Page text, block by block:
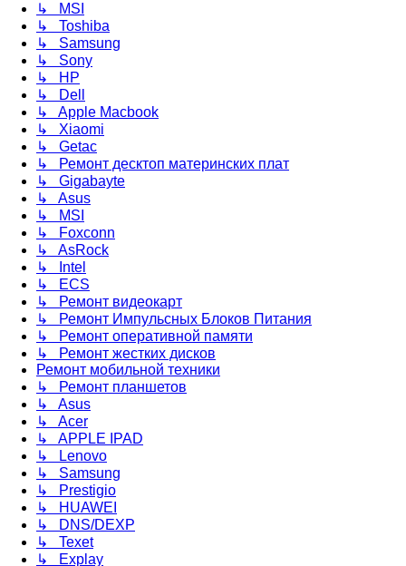
↳ MSI
↳ Toshiba
↳ Samsung
↳ Sony
↳ HP
↳ Dell
↳ Apple Macbook
↳ Xiaomi
↳ Getac
↳ Ремонт десктоп материнских плат
↳ Gigabayte
↳ Asus
↳ MSI
↳ Foxconn
↳ AsRock
↳ Intel
↳ ECS
↳ Ремонт видеокарт
↳ Ремонт Импульсных Блоков Питания
↳ Ремонт оперативной памяти
↳ Ремонт жестких дисков
Ремонт мобильной техники
↳ Ремонт планшетов
↳ Asus
↳ Acer
↳ APPLE IPAD
↳ Lenovo
↳ Samsung
↳ Prestigio
↳ HUAWEI
↳ DNS/DEXP
↳ Texet
↳ Explay